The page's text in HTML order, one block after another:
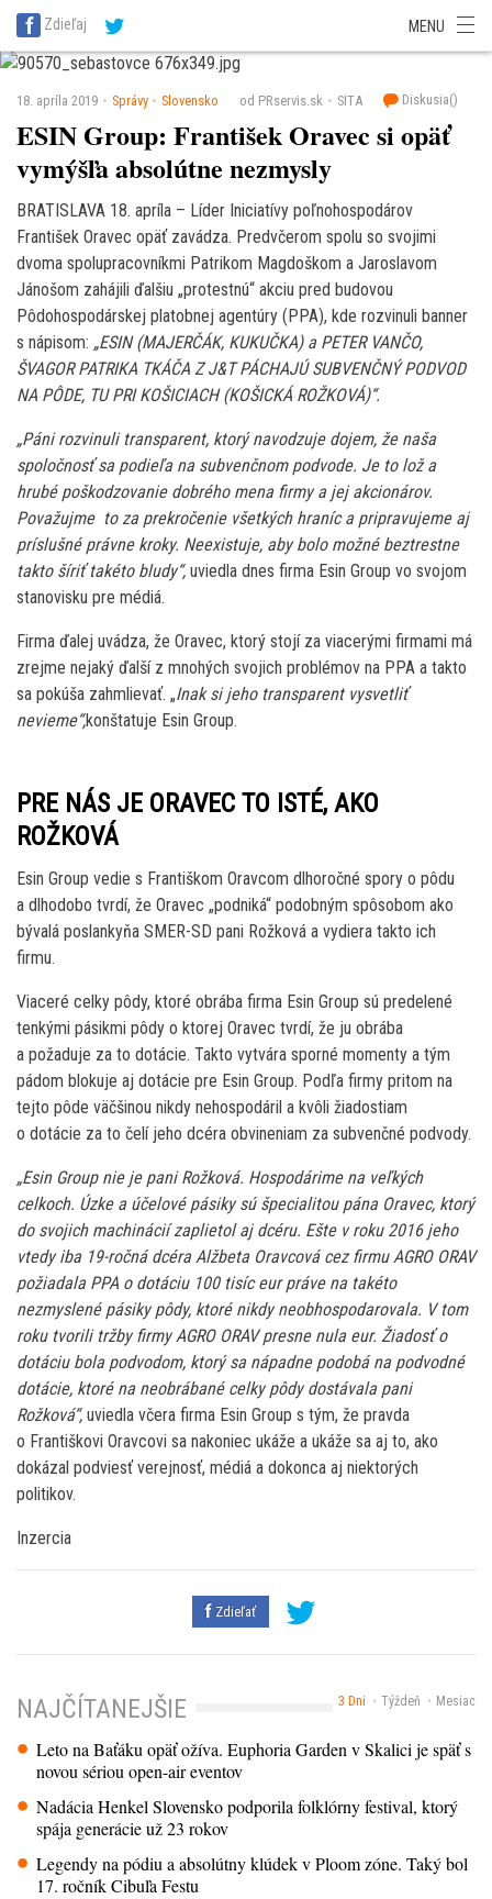
SITA Energetika
SITA Potravinárstvo
Zdieľaj MENU
18. apríla 2019 Správy Slovensko od PRservis.sk SITA Diskusia()
ESIN Group: František Oravec si opäť
vymýšľa absolútne nezmysly
BRATISLAVA 18. apríla – Líder Iniciatívy poľnohospodárov
František Oravec opäť zavádza. Predvčerom spolu so svojimi
dvoma spolupracovníkmi Patrikom Magdoškom a Jaroslavom
Jánošom zahájili ďalšiu „protestnú“ akciu pred budovou
Pôdohospodárskej platobnej agentúry (PPA), kde rozvinuli banner
s nápisom: „ESIN (MAJERČÁK, KUKUČKA) a PETER VANČO,
ŠVAGOR PATRIKA TKÁČA Z J&T PÁCHAJÚ SUBVENČNÝ PODVOD
NA PÔDE, TU PRI KOŠICIACH (KOŠICKÁ ROŽKOVÁ)“.
„Páni rozvinuli transparent, ktorý navodzuje dojem, že naša
spoločnosť sa podieľa na subvenčnom podvode. Je to lož a
hrubé poškodzovanie dobrého mena firmy a jej akcionárov.
Považujme to za prekročenie všetkých hraníc a pripravujeme aj
príslušné právne kroky. Neexistuje, aby bolo možné beztrestne
takto šíriť takéto bludy“, uviedla dnes firma Esin Group vo svojom
stanovisku pre médiá.
Firma ďalej uvádza, že Oravec, ktorý stojí za viacerými firmami má
zrejme nejaký ďalší z mnohých svojich problémov na PPA a takto
sa pokúša zahmlievať. „Inak si jeho transparent vysvetliť
nevieme“,konštatuje Esin Group.
PRE NÁS JE ORAVEC TO ISTÉ, AKO
ROŽKOVÁ
Esin Group vedie s Františkom Oravcom dlhoročné spory o pôdu
a dlhodobo tvrdí, že Oravec „podniká“ podobným spôsobom ako
bývalá poslankyňa SMER-SD pani Rožková a vydiera takto ich
firmu.
Viaceré celky pôdy, ktoré obrába firma Esin Group sú predelené
tenkými pásikmi pôdy o ktorej Oravec tvrdí, že ju obrába
a požaduje za to dotácie. Takto vytvára sporné momenty a tým
pádom blokuje aj dotácie pre Esin Group. Podľa firmy pritom na
tejto pôde väčšinou nikdy nehospodáril a kvôli žiadostiam
o dotácie za to čelí jeho dcéra obvineniam za subvenčné podvody.
„Esin Group nie je pani Rožková. Hospodárime na veľkých
celkoch. Úzke a účelové pásiky sú špecialitou pána Oravec, ktorý
do svojich machinácií zaplietol aj dcéru. Ešte v roku 2016 jeho
vtedy iba 19-ročná dcéra Alžbeta Oravcová cez firmu AGRO ORAV
požiadala PPA o dotáciu 100 tisíc eur práve na takéto
nezmyslené pásiky pôdy, ktoré nikdy neobhospodarovala. V tom
roku tvorili tržby firmy AGRO ORAV presne nula eur. Žiadosť o
dotáciu bola podvodom, ktorý sa nápadne podobá na podvodné
dotácie, ktoré na neobrábané celky pôdy dostávala pani
Rožková“, uviedla včera firma Esin Group s tým, že pravda
o Františkovi Oravcovi sa nakoniec ukáže a ukáže sa aj to, ako
dokázal podviesť verejnosť, médiá a dokonca aj niektorých
politikov.
Inzercia
Zdieľať
3 Dni Týždeň Mesiac
NAJČÍTANEJŠIE
Leto na Baťáku opäť ožíva. Euphoria Garden v Skalici je späť s
novou sériou open-air eventov
Nadácia Henkel Slovensko podporila folklórny festival, ktorý
spája generácie už 23 rokov
Legendy na pódiu a absolútny klúdek v Ploom zóne. Taký bol
17. ročník Cibuľa Festu